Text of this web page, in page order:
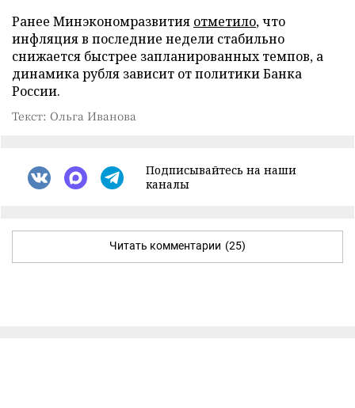
Ранее Минэкономразвития отметило, что
инфляция в последние недели стабильно
снижается быстрее запланированных темпов, а
динамика рубля зависит от политики Банка
России.
Текст: Ольга Иванова
Подписывайтесь на наши
каналы
Читать комментарии (25)